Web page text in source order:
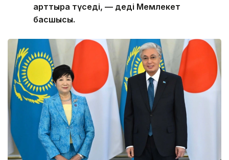
арттыра түседі, — деді Мемлекет
басшысы.